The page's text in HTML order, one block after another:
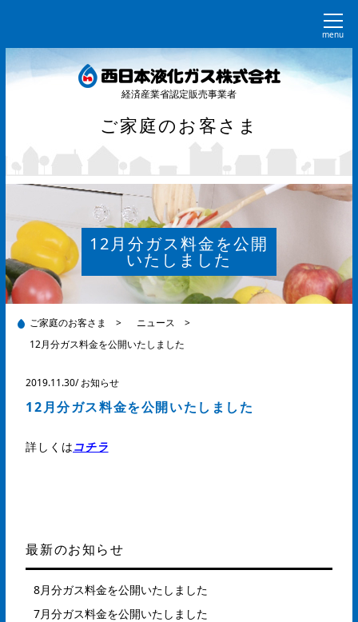
menu
経済産業省認定販売事業者
ご家庭のお客さま
12月分ガス料金を公開
いたしました
ご家庭のお客さま > ニュース >
12月分ガス料金を公開いたしました
2019.11.30/お知らせ
12月分ガス料金を公開いたしました
詳しくはコチラ
最新のお知らせ
8月分ガス料金を公開いたしました
7月分ガス料金を公開いたしました